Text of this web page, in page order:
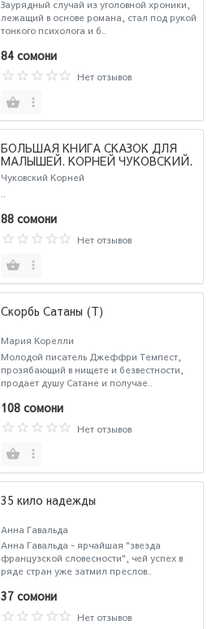
Заурядный случай из уголовной хроники,
лежащий в основе романа, стал под рукой
тонкого психолога и б..
84 сомони
Нет отзывов
БОЛЬШАЯ КНИГА СКАЗОК ДЛЯ
МАЛЫШЕЙ. КОРНЕЙ ЧУКОВСКИЙ.
СТИХИ И СКАЗКИ, 320 стр.,
170х215
Чуковский Корней
88 сомони
Нет отзывов
Скорбь Сатаны (Т)
Мария Корелли
Молодой писатель Джеффри Темпест,
прозябающий в нищете и безвестности,
продает душу Сатане и получае..
108 сомони
Нет отзывов
35 кило надежды
Анна Гавальда
Анна Гавальда - ярчайшая "звезда
французской словесности", чей успех в
ряде стран уже затмил преслов..
37 сомони
Нет отзывов